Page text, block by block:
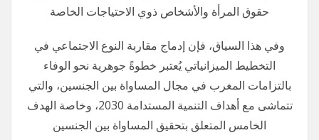
حقوق المرأة والأشخاص ذوي الاحتياجات الخاصة
وفي هذا السياق، فإن إدماج مقاربة النوع الاجتماعي في
التخطيط الميزانياتي يُعتبر خطوةً جوهرية نحو الوفاء
بالتزامات المغرب في مجال المساواة بين الجنسين، والتي
تتماشى مع أهداف التنمية المستدامة 2030، وخاصة الهدف
الخامس المتعلق بتحقيق المساواة بين الجنسين